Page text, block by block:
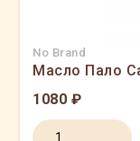
No Brand
Масло Пало
1080 ₽